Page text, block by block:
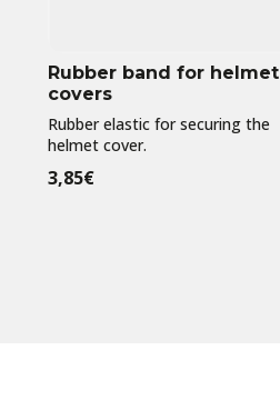
Rubber band for helmet
covers
Rubber elastic for securing the
helmet cover.
3,85€